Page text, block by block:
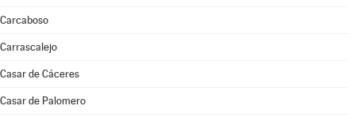
Carcaboso
Carrascalejo
Casar de Cáceres
Casar de Palomero